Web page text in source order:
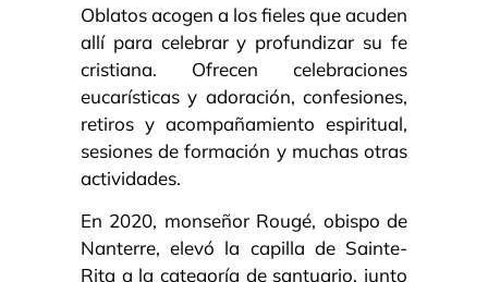
Oblatos acogen a los fieles que acuden
allí para celebrar y profundizar su fe
cristiana. Ofrecen celebraciones
eucarísticas y adoración, confesiones,
retiros y acompañamiento espiritual,
sesiones de formación y muchas otras
actividades.
En 2020, monseñor Rougé, obispo de
Nanterre, elevó la capilla de Sainte-
Rita a la categoría de santuario, junto